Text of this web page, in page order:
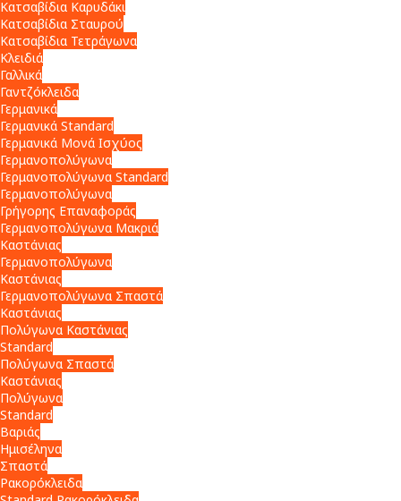
Κατσαβίδια Καρυδάκι
Κατσαβίδια Σταυρού
Κατσαβίδια Τετράγωνα
Κλειδιά
Γαλλικά
Γαντζόκλειδα
Γερμανικά
Γερμανικά Standard
Γερμανικά Μονά Ισχύος
Γερμανοπολύγωνα
Γερμανοπολύγωνα Standard
Γερμανοπολύγωνα
Γρήγορης Επαναφοράς
Γερμανοπολύγωνα Μακριά
Καστάνιας
Γερμανοπολύγωνα
Καστάνιας
Γερμανοπολύγωνα Σπαστά
Καστάνιας
Πολύγωνα Καστάνιας
Standard
Πολύγωνα Σπαστά
Καστάνιας
Πολύγωνα
Standard
Βαριάς
Ημισέληνα
Σπαστά
Ρακορόκλειδα